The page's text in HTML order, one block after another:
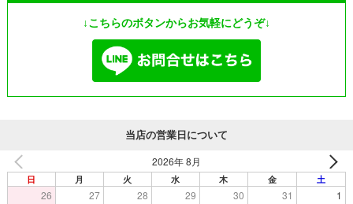
↓こちらのボタンからお気軽にどうぞ↓
当店の営業日について
2026年 8月
日 月 火 水 木 金 土
26 27 28 29 30 31 1